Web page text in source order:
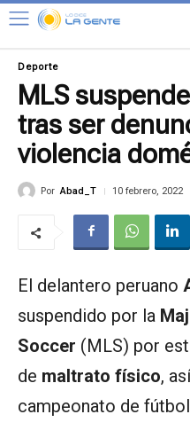
Deporte
MLS
tras ser
violencia
Por Abad_T 10 febrero, 2022
El delantero peruano
suspendido por la
Soccer (MLS) por
de maltrato físico,
campeonato de